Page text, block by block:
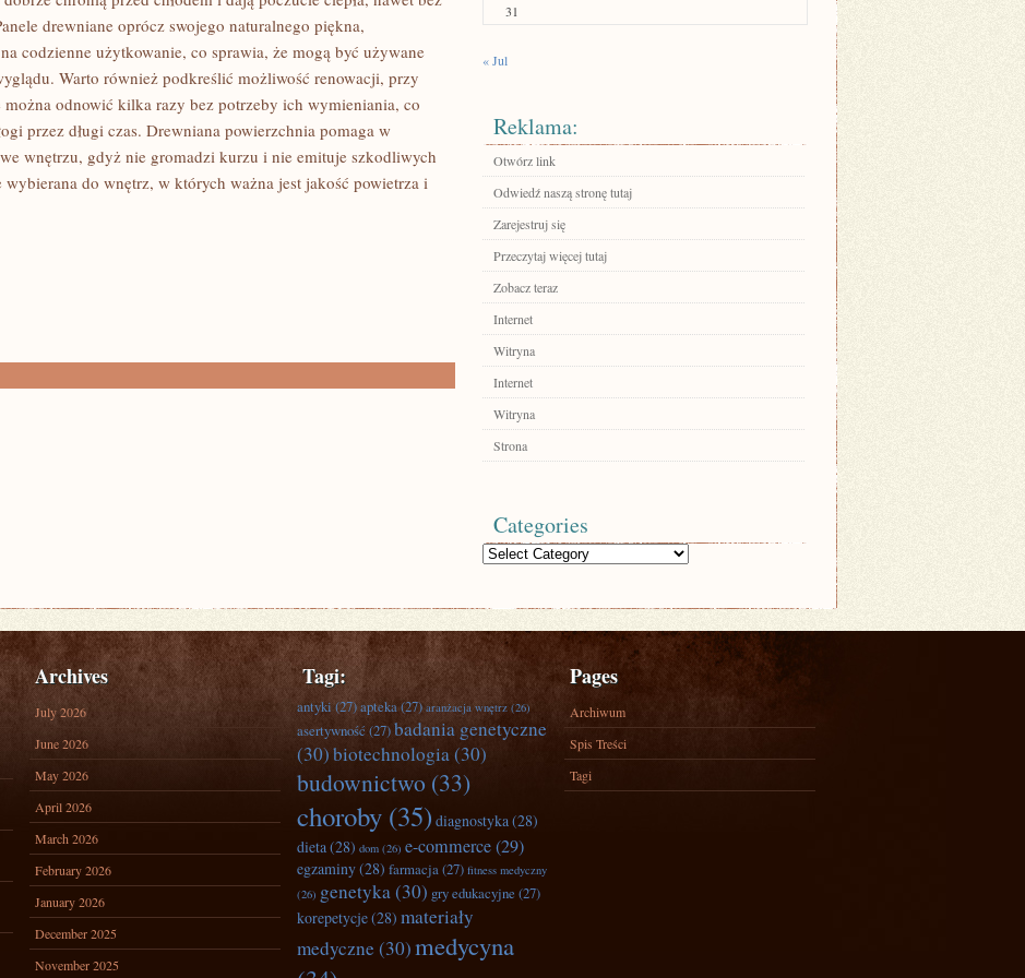
drewniane oprócz swojego naturalnego piękna,
codzienne użytkowanie, co sprawia, że mogą być używane
Warto również podkreślić możliwość renowacji, przy
odnowić kilka razy bez potrzeby ich wymieniania, co
przez długi czas. Drewniana powierzchnia pomaga w
wnętrzu, gdyż nie gromadzi kurzu i nie emituje szkodliwych
do wnętrz, w których ważna jest jakość powietrza i
31
« Jul
Reklama:
Otwórz link
Odwiedź naszą stronę tutaj
Zarejestruj się
Przeczytaj więcej tutaj
Zobacz teraz
Internet
Witryna
Internet
Witryna
Strona
Categories
Categories
Archives
July 2026
June 2026
May 2026
April 2026
March 2026
February 2026
January 2026
December 2025
November 2025
Tagi:
antyki(27)apteka(27) aranżacja wnętrz (26)
asertywność (27)badania genetyczne
(30)biotechnologia(30)
budownictwo (33)
choroby (35) diagnostyka(28)
dieta(28) dom (26) e-commerce(29)
egzaminy(28) farmacja(27) fitness medyczny
(26) genetyka(30) gry edukacyjne (27)
korepetycje(28) materiały
medyczne (30)medycyna
Pages
Archiwum
Spis Treści
Tagi